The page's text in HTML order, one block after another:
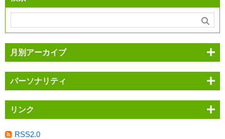
月別アーカイブ
パーソナリティ
リンク
RSS2.0